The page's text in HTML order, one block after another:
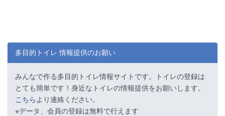
多目的トイレ 情報提供のお願い
みんなで作る多目的トイレ情報サイトです。トイレの登録は
とても簡単です！身近なトイレの情報提供をお願いします。
こちらより連絡ください。
※データ、会員の登録は無料で行えます